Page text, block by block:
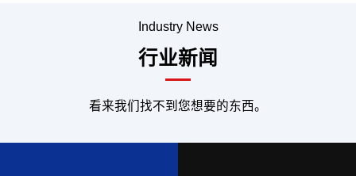
Industry News
行业新闻
看来我们找不到您想要的东西。